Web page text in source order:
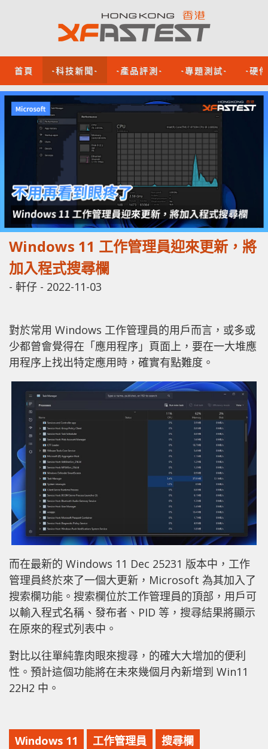
首頁 -科技新聞- -產品評測- -專題測試- -硬
Windows 11 工作管理員迎來更新，將
加入程式搜尋欄
- 軒仔 - 2022-11-03
對於常用 Windows 工作管理員的用戶而言，或多或
少都曾會覺得在「應用程序」頁面上，要在一大堆應
用程序上找出特定應用時，確實有點難度。
而在最新的 Windows 11 Dec 25231 版本中，工作
管理員終於來了一個大更新，Microsoft 為其加入了
搜索欄功能。搜索欄位於工作管理員的頂部，用戶可
以輸入程式名稱、發布者、PID 等，搜尋結果將顯示
在原來的程式列表中。
對比以往單純靠肉眼來搜尋，的確大大增加的便利
性。預計這個功能將在未來幾個月內新增到 Win11
22H2 中。
Windows 11 工作管理員 搜尋欄